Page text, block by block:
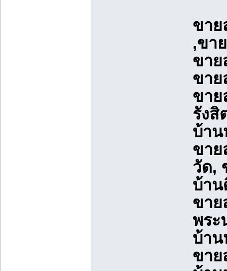
ขาย
,ขา
ขาย
ขาย
ขาย
รังสิ
บ้าน
ขาย
วัด,
บ้า
ขาย
พระ
บ้าน
ขาย